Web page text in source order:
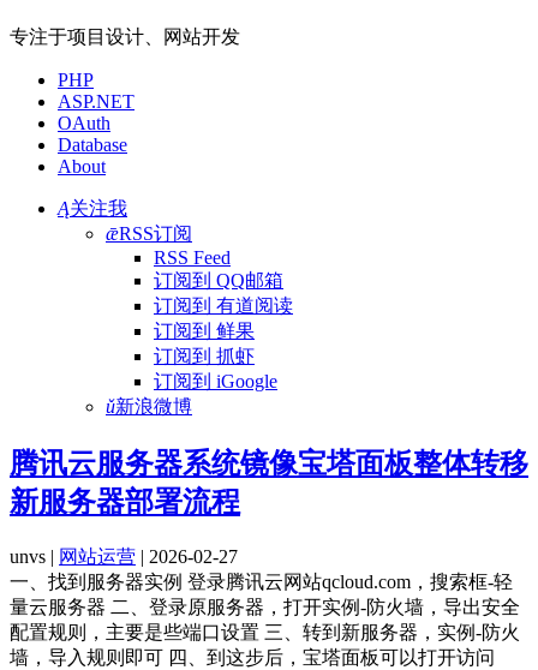
专注于项目设计、网站开发
PHP
ASP.NET
OAuth
Database
About
Ą关注我
ǣRSS订阅
RSS Feed
订阅到 QQ邮箱
订阅到 有道阅读
订阅到 鲜果
订阅到 抓虾
订阅到 iGoogle
ǔ新浪微博
腾讯云服务器系统镜像宝塔面板整体转移
新服务器部署流程
unvs | 网站运营 | 2026-02-27
一、找到服务器实例 登录腾讯云网站qcloud.com，搜索框-轻
量云服务器 二、登录原服务器，打开实例-防火墙，导出安全
配置规则，主要是些端口设置 三、转到新服务器，实例-防火
墙，导入规则即可 四、到这步后，宝塔面板可以打开访问